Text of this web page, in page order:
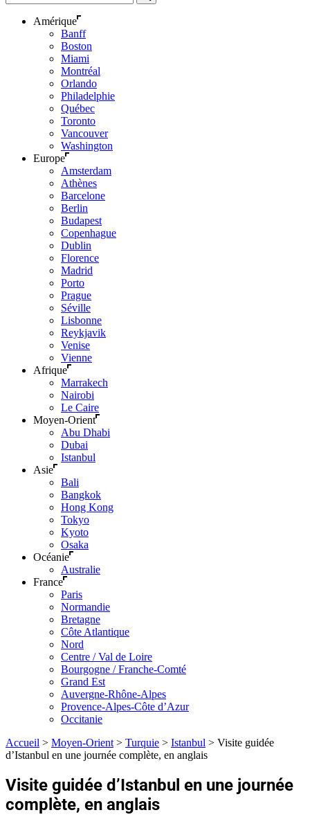
Amérique
Banff
Boston
Miami
Montréal
Orlando
Philadelphie
Québec
Toronto
Vancouver
Washington
Europe
Amsterdam
Athènes
Barcelone
Berlin
Budapest
Copenhague
Dublin
Florence
Madrid
Porto
Prague
Séville
Lisbonne
Reykjavik
Venise
Vienne
Afrique
Marrakech
Nairobi
Le Caire
Moyen-Orient
Abu Dhabi
Dubai
Istanbul
Asie
Bali
Bangkok
Hong Kong
Tokyo
Kyoto
Osaka
Océanie
Australie
France
Paris
Normandie
Bretagne
Côte Atlantique
Nord
Centre / Val de Loire
Bourgogne / Franche-Comté
Grand Est
Auvergne-Rhône-Alpes
Provence-Alpes-Côte d’Azur
Occitanie
Accueil > Moyen-Orient > Turquie > Istanbul > Visite guidée
d’Istanbul en une journée complète, en anglais
Visite guidée d’Istanbul en une journée
complète, en anglais